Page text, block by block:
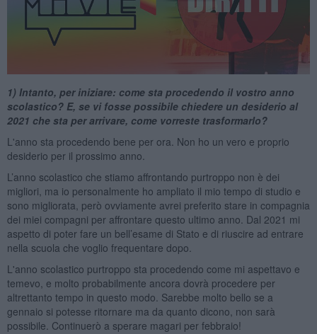
1) Intanto, per iniziare: come sta procedendo il vostro anno
scolastico? E, se vi fosse possibile chiedere un desiderio al
2021 che sta per arrivare, come vorreste trasformarlo?
L'anno sta procedendo bene per ora. Non ho un vero e proprio
desiderio per il prossimo anno.
L’anno scolastico che stiamo affrontando purtroppo non è dei
migliori, ma io personalmente ho ampliato il mio tempo di studio e
sono migliorata, però ovviamente avrei preferito stare in compagnia
dei miei compagni per affrontare questo ultimo anno. Dal 2021 mi
aspetto di poter fare un bell’esame di Stato e di riuscire ad entrare
nella scuola che voglio frequentare dopo.
L'anno scolastico purtroppo sta procedendo come mi aspettavo e
temevo, e molto probabilmente ancora dovrà procedere per
altrettanto tempo in questo modo. Sarebbe molto bello se a
gennaio si potesse ritornare ma da quanto dicono, non sarà
possibile. Continuerò a sperare magari per febbraio!